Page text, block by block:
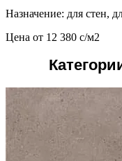
Назначение: для стен,
Цена от 12 380 c/м2